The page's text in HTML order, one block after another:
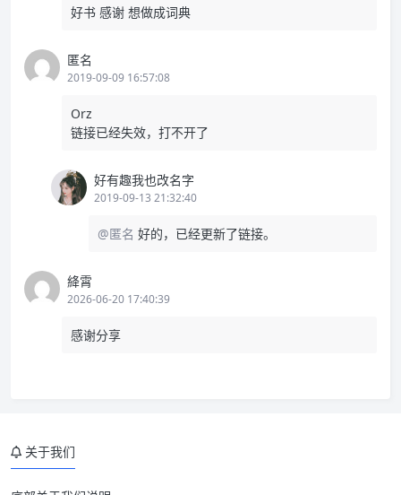
好书 感谢 想做成词典
匿名
2019-09-09 16:57:08
Orz
链接已经失效，打不开了
好有趣我也改名字
2019-09-13 21:32:40
@匿名 好的，已经更新了链接。
絳霄
2026-06-20 17:40:39
感谢分享
关于我们